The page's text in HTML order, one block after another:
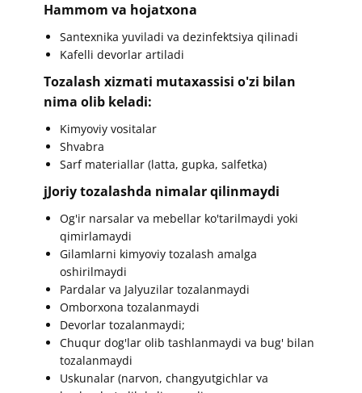
Hammom va hojatxona
​​Santexnika yuviladi va dezinfektsiya qilinadi
Kafelli devorlar artiladi
​​Tozalash xizmati mutaxassisi o'zi bilan
nima olib keladi:
​​Kimyoviy vositalar
Shvabra
Sarf materiallar (latta, gupka, salfetka)
​​jJoriy tozalashda nimalar qilinmaydi
​​Og'ir narsalar va mebellar ko'tarilmaydi yoki
qimirlamaydi
Gilamlarni kimyoviy tozalash amalga
oshirilmaydi
Pardalar va Jalyuzilar tozalanmaydi
Omborxona tozalanmaydi
Devorlar tozalanmaydi;
Chuqur dog'lar olib tashlanmaydi va bug' bilan
tozalanmaydi
Uskunalar (narvon, changyutgichlar va